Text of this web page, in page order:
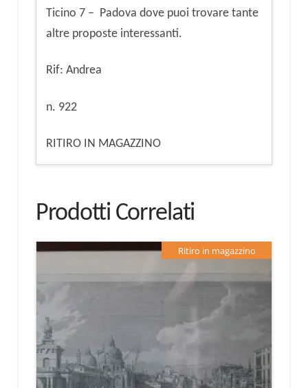
Ticino 7 – Padova dove puoi trovare tante
altre proposte interessanti.
Rif: Andrea
n. 922
RITIRO IN MAGAZZINO
Prodotti Correlati
Ritiro in magazzino